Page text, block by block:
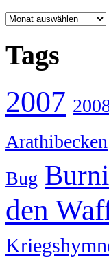
Archiv
Tags
2007
Arathibecken
Bug
den